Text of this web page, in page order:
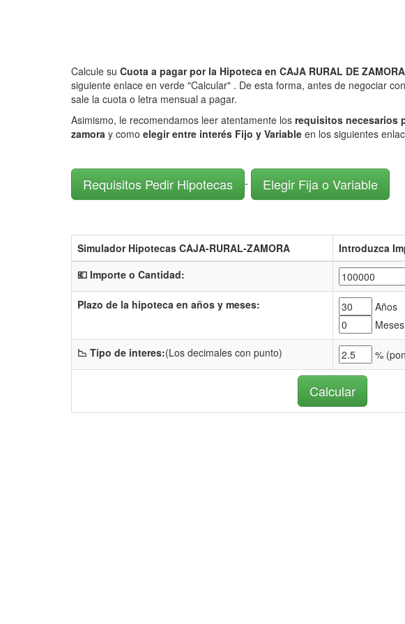
Calcule su Cuota a pagar por la Hipoteca en CAJA RURAL DE ZAMORA
siguiente enlace en verde "Calcular" . De esta forma, antes de negociar
sale la cuota o letra mensual a pagar.
Asimismo, le recomendamos leer atentamente los requisitos necesarios
zamora y como elegir entre interés Fijo y Variable en los siguientes
Requisitos Pedir Hipotecas - Elegir Fija o Variable
Simulador Hipotecas CAJA-RURAL-ZAMORA
Introduzca
💶 Importe o Cantidad:
Plazo de la hipoteca en años y meses:
Años
Meses
📉 Tipo de interes:(Los decimales con punto) % (